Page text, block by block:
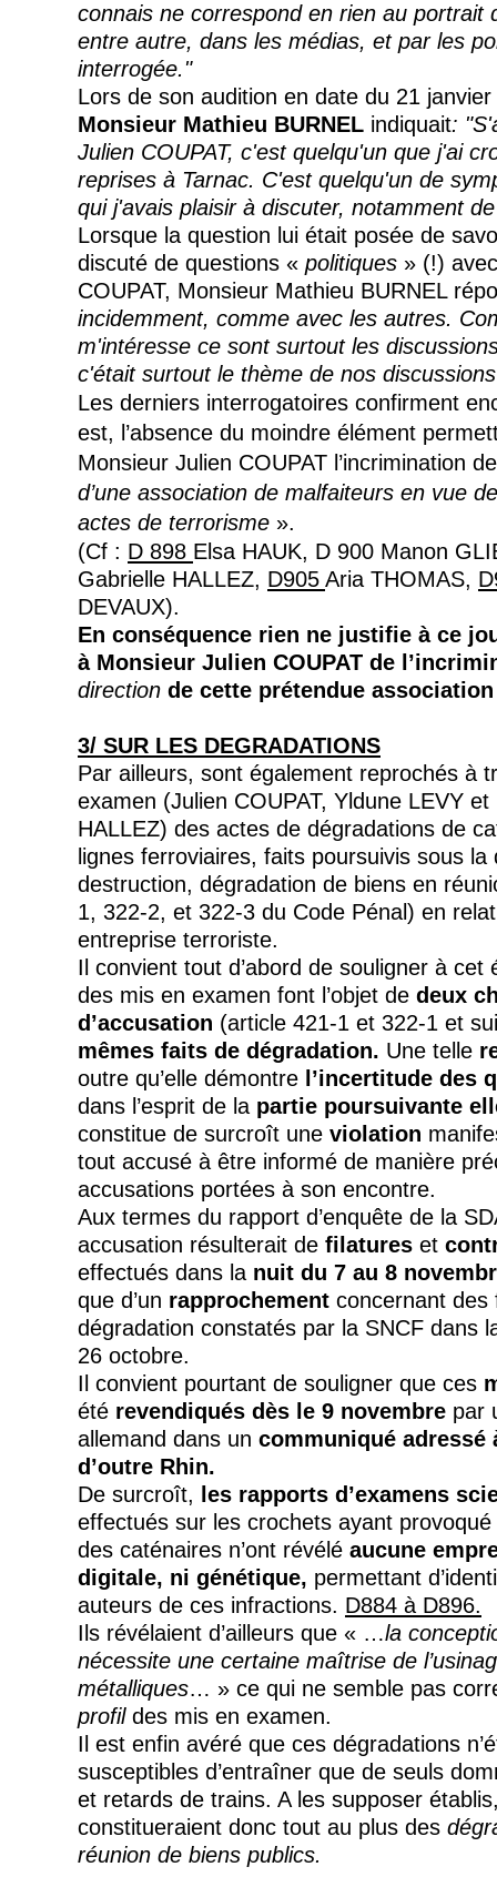
connais ne correspond en rien au portrait
entre autre, dans les médias, et par les
interrogée."
Lors de son audition en date du 21
Monsieur Mathieu BURNEL indiquait:
Julien COUPAT, c'est quelqu'un que j'ai
reprises à Tarnac. C'est quelqu'un de
qui j'avais plaisir à discuter, notamment
Lorsque la question lui était posée de
discuté de questions « politiques » (!)
COUPAT, Monsieur Mathieu BURNEL
incidemment, comme avec les autres.
m'intéresse ce sont surtout les
c'était surtout le thème de nos
Les derniers interrogatoires confirment
est, l’absence du moindre élément
Monsieur Julien COUPAT l’incrimination
d’une association de malfaiteurs en vue
actes de terrorisme ».
(Cf : D 898 Elsa HAUK, D 900 Manon
Gabrielle HALLEZ, D905 Aria THOMAS,
DEVAUX).
En conséquence rien ne justifie à ce
à Monsieur Julien COUPAT de
direction de cette prétendue
3/ SUR LES DEGRADATIONS
Par ailleurs, sont également reprochés à
examen (Julien COUPAT, Yldune LEVY et
HALLEZ) des actes de dégradations de
lignes ferroviaires, faits poursuivis sous la
destruction, dégradation de biens en
1, 322-2, et 322-3 du Code Pénal) en
entreprise terroriste.
Il convient tout d’abord de souligner à cet
des mis en examen font l’objet de deux
d’accusation (article 421-1 et 322-1 et
mêmes faits de dégradation. Une telle
outre qu’elle démontre l’incertitude des
dans l’esprit de la partie poursuivante
constitue de surcroît une violation
tout accusé à être informé de manière
accusations portées à son encontre.
Aux termes du rapport d’enquête de la
accusation résulterait de filatures et
effectués dans la nuit du 7 au 8
que d’un rapprochement concernant des
dégradation constatés par la SNCF dans
26 octobre.
Il convient pourtant de souligner que ces
été revendiqués dès le 9 novembre par
allemand dans un communiqué adressé
d’outre Rhin.
De surcroît, les rapports d’examens
effectués sur les crochets ayant
des caténaires n’ont révélé aucune
digitale, ni génétique, permettant
auteurs de ces infractions. D884 à D896.
Ils révélaient d’ailleurs que « …la
nécessite une certaine maîtrise de
métalliques… » ce qui ne semble pas
profil des mis en examen.
Il est enfin avéré que ces dégradations
susceptibles d’entraîner que de seuls
et retards de trains. A les supposer
constitueraient donc tout au plus des
réunion de biens publics.